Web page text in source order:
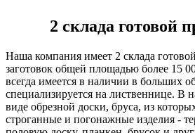
2 склада готовой
Наша компания имеет 2 склада
заготовок общей площадью более 15
всегда имеется в наличии в больших
специализируется на лиственнице. В
виде обрезной доски, бруса, из
строганные и погонажные изделия -